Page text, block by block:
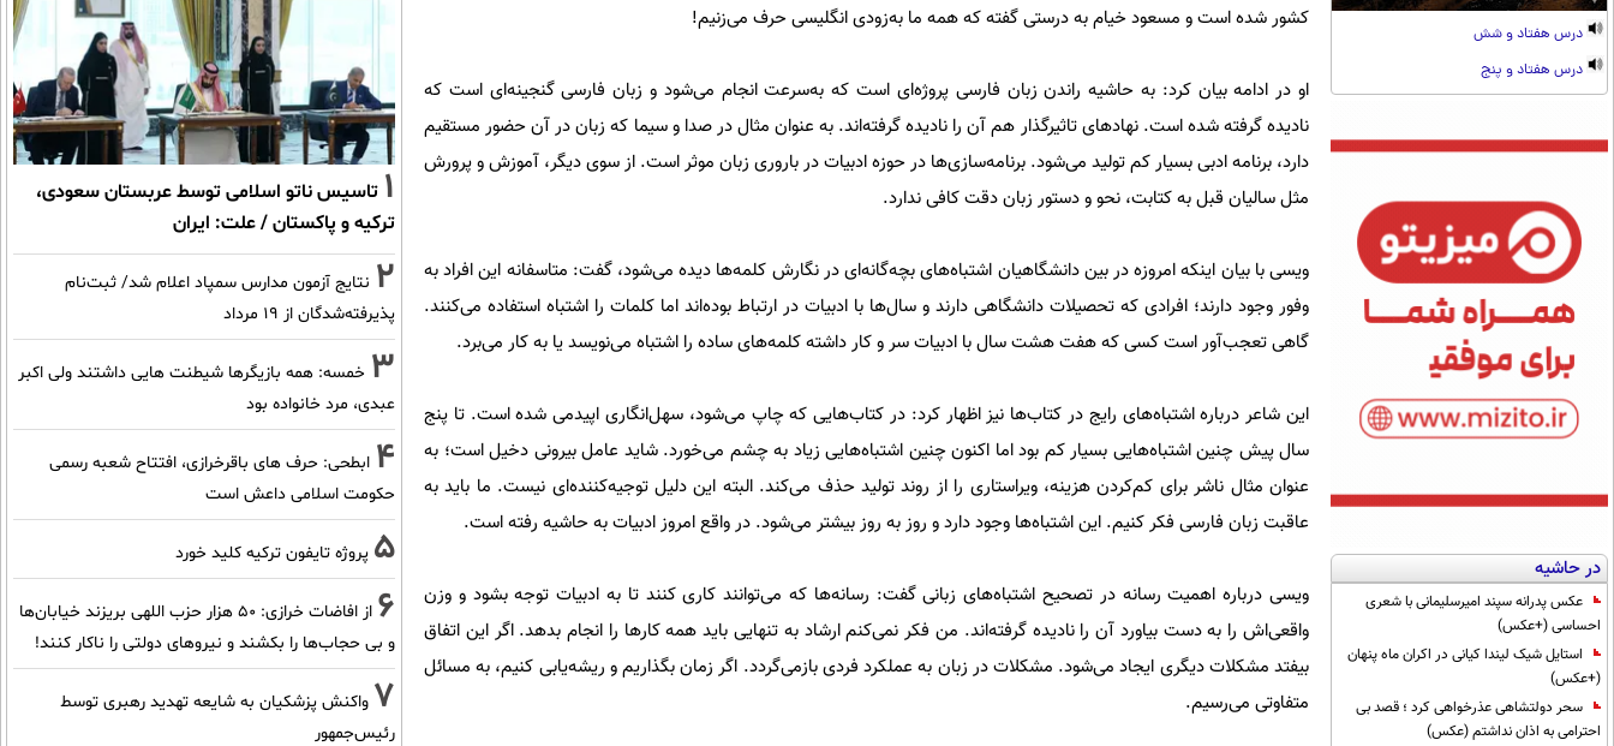
درس هفتاد و شش
درس هفتاد و پنج
در حاشیه
عکس پدرانه سپند امیرسلیمانی با شعری
احساسی (+عکس)
استایل شیک لیندا کیانی در اکران ماه پنهان
(+عکس)
سحر دولتشاهی عذرخواهی کرد ؛ قصد بی
احترامی به اذان نداشتم (عکس)
کشور شده است و مسعود خیام به درستی گفته که همه ما به‌زودی انگلیسی حرف می‌زنیم!
او در ادامه بیان کرد: به حاشیه راندن زبان فارسی پروژه‌ای است که به‌سرعت انجام می‌شود و زبان فارسی گنجینه‌ای است که
نادیده گرفته شده است. نهادهای تاثیرگذار هم آن را نادیده گرفته‌اند. به عنوان مثال در صدا و سیما که زبان در آن حضور مستقیم
دارد، برنامه ادبی بسیار کم تولید می‌شود. برنامه‌سازی‌ها در حوزه ادبیات در باروری زبان موثر است. از سوی دیگر، آموزش و پرورش
مثل سالیان قبل به کتابت‌، نحو و دستور زبان دقت کافی ندارد.
ویسی با بیان اینکه امروزه در بین دانشگاهیان اشتباه‌های بچه‌گانه‌ای در نگارش کلمه‌ها دیده می‌شود، گفت: متاسفانه این افراد به
وفور وجود دارند؛ افرادی که تحصیلات دانشگاهی دارند و سال‌ها با ادبیات در ارتباط بوده‌اند اما کلمات را اشتباه استفاده می‌کنند.
گاهی تعجب‌آور است کسی که هفت هشت سال با ادبیات سر و کار داشته کلمه‌های ساده را اشتباه می‌نویسد یا به کار می‌برد.
این شاعر درباره‌ اشتباه‌های رایج در کتاب‌ها نیز اظهار کرد: در کتاب‌هایی که چاپ می‌شود، سهل‌انگاری اپیدمی شده است. تا پنج
سال پیش‌ چنین اشتباه‌هایی بسیار کم بود اما اکنون چنین اشتباه‌هایی زیاد به چشم می‌خورد. شاید عامل بیرونی دخیل است؛ به
عنوان مثال ناشر برای کم‌کردن هزینه، ویراستاری را از روند تولید حذف می‌کند. البته این دلیل توجیه‌کننده‌ای نیست. ما باید به
عاقبت زبان فارسی فکر کنیم. این اشتباه‌ها وجود دارد و روز به روز بیشتر می‌شود. در واقع امروز ادبیات به حاشیه رفته است.
ویسی درباره‌ اهمیت رسانه در تصحیح اشتباه‌های زبانی گفت: رسانه‌ها که می‌توانند کاری کنند تا به ادبیات توجه بشود و وزن
واقعی‌اش را به دست بیاورد آن را نادیده گرفته‌اند. من فکر نمی‌کنم ارشاد به تنهایی باید همه‌ کارها را انجام بدهد. اگر این اتفاق
بیفتد مشکلات دیگری ایجاد می‌شود. مشکلات در زبان به عملکرد فردی بازمی‌گردد. اگر زمان بگذاریم و ریشه‌یابی‌ کنیم، به مسائل
متفاوتی می‌رسیم.
1 تاسیس ناتو اسلامی توسط عربستان سعودی،
ترکیه و پاکستان / علت: ایران
2 نتایج آزمون مدارس سمپاد اعلام شد/ ثبت‌نام
پذیرفته‌شدگان از ۱۹ مرداد
3 خمسه: همه بازیگرها شیطنت هایی داشتند ولی اکبر
عبدی، مرد خانواده بود
4 ابطحی: حرف های باقرخرازی، افتتاح شعبه رسمی
حکومت اسلامی داعش است
5 پروژه تایفون ترکیه کلید خورد
6
از افاضات خرازی: ۵۰ هزار حزب اللهی بریزند خیابان‌ها
و بی حجاب‌ها را بکشند و نیرو‌های دولتی را ناکار کنند!
7 واکنش پزشکیان به شایعه تهدید رهبری توسط
رئیس‌جمهور